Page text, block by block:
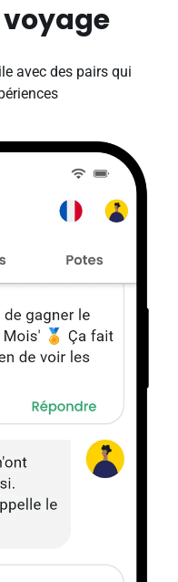
avec des pairs qui